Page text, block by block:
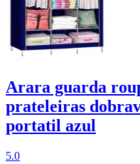
Arara guarda
prateleiras
portatil azul
5.0